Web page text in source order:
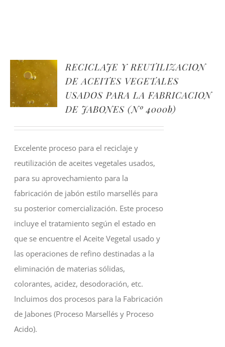
AL
RECICLAJE Y REUTILIZACION
DE ACEITES VEGETALES
USADOS PARA LA FABRICACION
DE JABONES (Nº 4000b)
Excelente proceso para el reciclaje y
reutilización de aceites vegetales usados,
para su aprovechamiento para la
fabricación de jabón estilo marsellés para
su posterior comercialización. Este proceso
incluye el tratamiento según el estado en
que se encuentre el Aceite Vegetal usado y
las operaciones de refino destinadas a la
eliminación de materias sólidas,
colorantes, acidez, desodoración, etc.
Incluimos dos procesos para la Fabricación
de Jabones (Proceso Marsellés y Proceso
Acido).